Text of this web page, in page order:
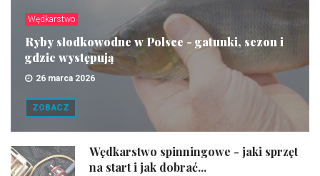
Wędkarstwo
Ryby słodkowodne w Polsce - gatunki, sezon i
gdzie występują
26 marca 2026
ZOBACZ
Wędkarstwo spinningowe - jaki sprzęt
na start i jak dobrać...